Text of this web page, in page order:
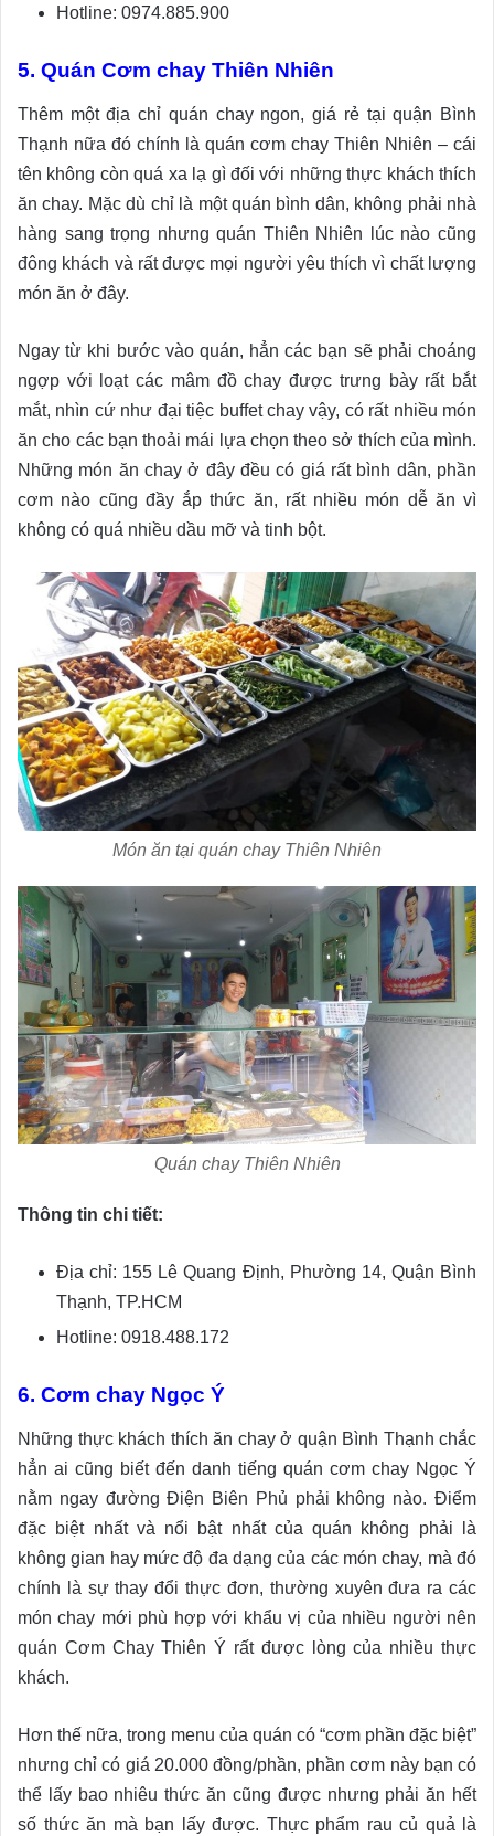
Hotline: 0974.885.900
5. Quán Cơm chay Thiên Nhiên
Thêm một địa chỉ quán chay ngon, giá rẻ tại quận Bình
Thạnh nữa đó chính là quán cơm chay Thiên Nhiên – cái
tên không còn quá xa lạ gì đối với những thực khách thích
ăn chay. Mặc dù chỉ là một quán bình dân, không phải nhà
hàng sang trọng nhưng quán Thiên Nhiên lúc nào cũng
đông khách và rất được mọi người yêu thích vì chất lượng
món ăn ở đây.
Ngay từ khi bước vào quán, hẳn các bạn sẽ phải choáng
ngợp với loạt các mâm đồ chay được trưng bày rất bắt
mắt, nhìn cứ như đại tiệc buffet chay vậy, có rất nhiều món
ăn cho các bạn thoải mái lựa chọn theo sở thích của mình.
Những món ăn chay ở đây đều có giá rất bình dân, phần
cơm nào cũng đầy ắp thức ăn, rất nhiều món dễ ăn vì
không có quá nhiều dầu mỡ và tinh bột.
Món ăn tại quán chay Thiên Nhiên
Quán chay Thiên Nhiên
Thông tin chi tiết:
Địa chỉ: 155 Lê Quang Định, Phường 14, Quận Bình
Thạnh, TP.HCM
Hotline: 0918.488.172
6. Cơm chay Ngọc Ý
Những thực khách thích ăn chay ở quận Bình Thạnh chắc
hẳn ai cũng biết đến danh tiếng quán cơm chay Ngọc Ý
nằm ngay đường Điện Biên Phủ phải không nào. Điểm
đặc biệt nhất và nổi bật nhất của quán không phải là
không gian hay mức độ đa dạng của các món chay, mà đó
chính là sự thay đổi thực đơn, thường xuyên đưa ra các
món chay mới phù hợp với khẩu vị của nhiều người nên
quán Cơm Chay Thiên Ý rất được lòng của nhiều thực
khách.
Hơn thế nữa, trong menu của quán có “cơm phần đặc biệt”
nhưng chỉ có giá 20.000 đồng/phần, phần cơm này bạn có
thể lấy bao nhiêu thức ăn cũng được nhưng phải ăn hết
số thức ăn mà bạn lấy được. Thực phẩm rau củ quả là